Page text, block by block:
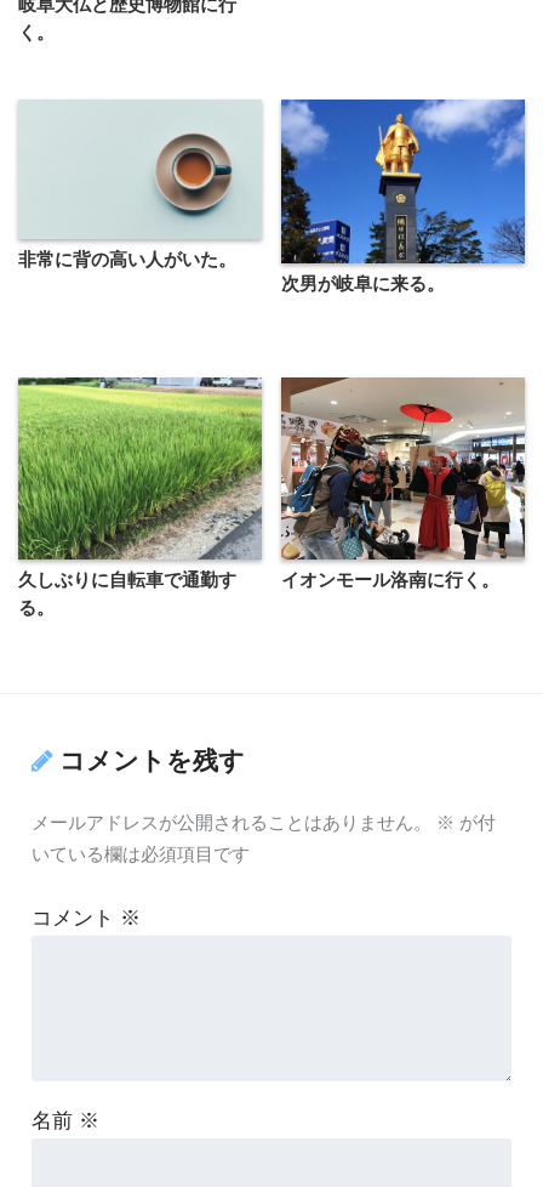
岐阜大仏と歴史博物館に行
く。
非常に背の高い人がいた。
次男が岐阜に来る。
久しぶりに自転車で通勤す
る。
イオンモール洛南に行く。
コメントを残す
メールアドレスが公開されることはありません。 ※ が付
いている欄は必須項目です
コメント ※
名前 ※